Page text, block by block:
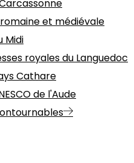
et médiévale
Midi
royales du Languedoc
Cathare
de l'Aude